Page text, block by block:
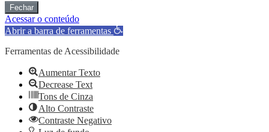
Fechar
Acessar o conteúdo
Abrir a barra de ferramentas
Ferramentas de Acessibilidade
Aumentar Texto
Decrease Text
Tons de Cinza
Alto Contraste
Contraste Negativo